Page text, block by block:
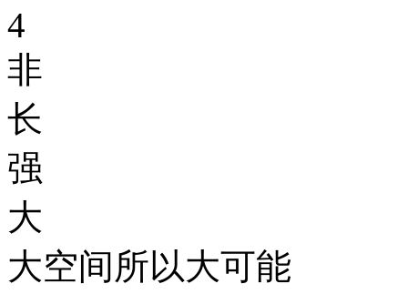
4
非
长
强
大
大空间所以大可能